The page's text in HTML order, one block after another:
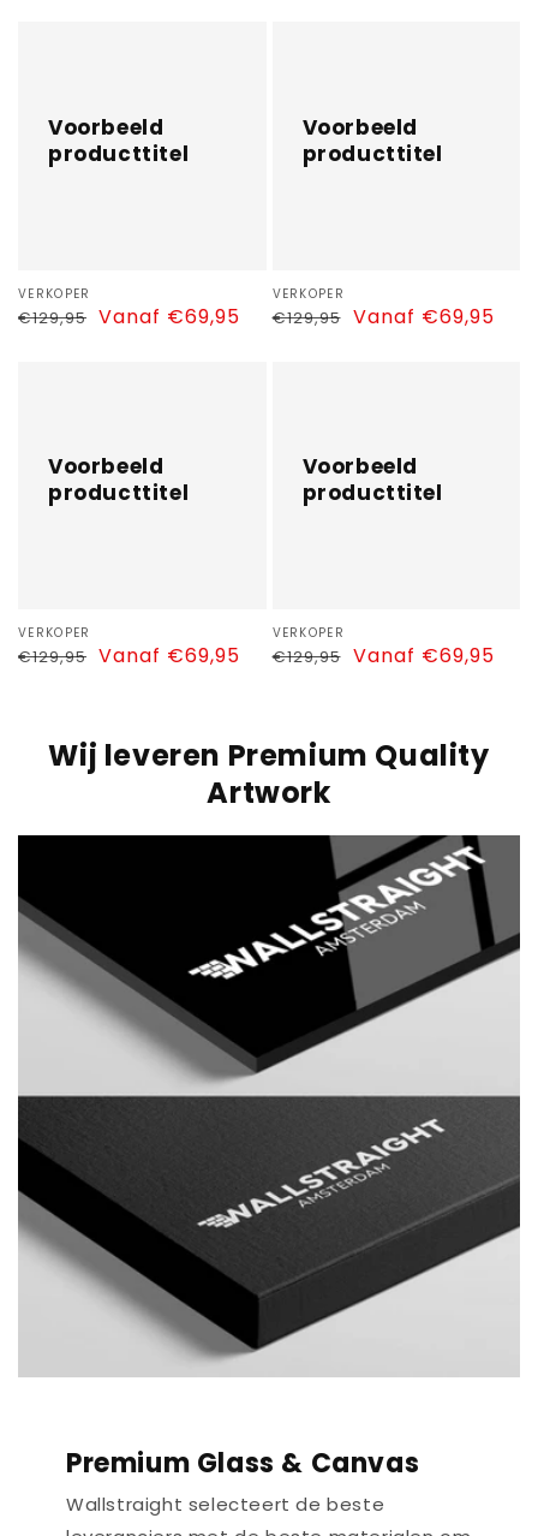
Voorbeeld
producttitel
Verkoper:
VERKOPER
Normale
€129,95 Aanbiedingsprijs
Vanaf €69,95
Voorbeeld
producttitel
Verkoper:
VERKOPER
Normale
€129,95 Aanbiedingsprijs
Vanaf €69,95
Voorbeeld
producttitel
Verkoper:
VERKOPER
Normale
€129,95 Aanbiedingsprijs
Vanaf €69,95
Voorbeeld
producttitel
Verkoper:
VERKOPER
Normale
€129,95 Aanbiedingsprijs
Vanaf €69,95
Wij leveren Premium Quality
Artwork
Premium Glass & Canvas
Wallstraight selecteert de beste